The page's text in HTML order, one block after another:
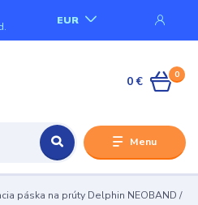
Menu
EUR
0
0 €
páska na prúty Delphin NEOBAND /